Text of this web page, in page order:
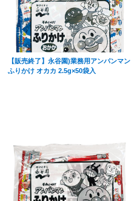
【販売終了】永谷園)業務用アンパンマン
ふりかけ オカカ 2.5g×50袋入